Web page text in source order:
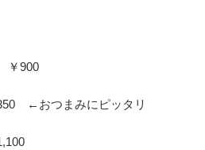
￥900
←おつまみにピッタリ